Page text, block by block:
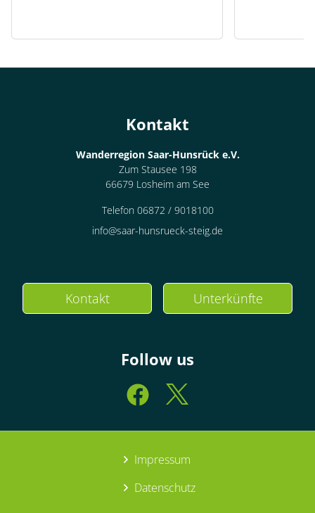
Kontakt
Wanderregion Saar-Hunsrück e.V.
Zum Stausee 198
66679 Losheim am See
Telefon 06872 / 9018100
info@saar-hunsrueck-steig.de
Kontakt Unterkünfte
Follow us
Impressum
Datenschutz